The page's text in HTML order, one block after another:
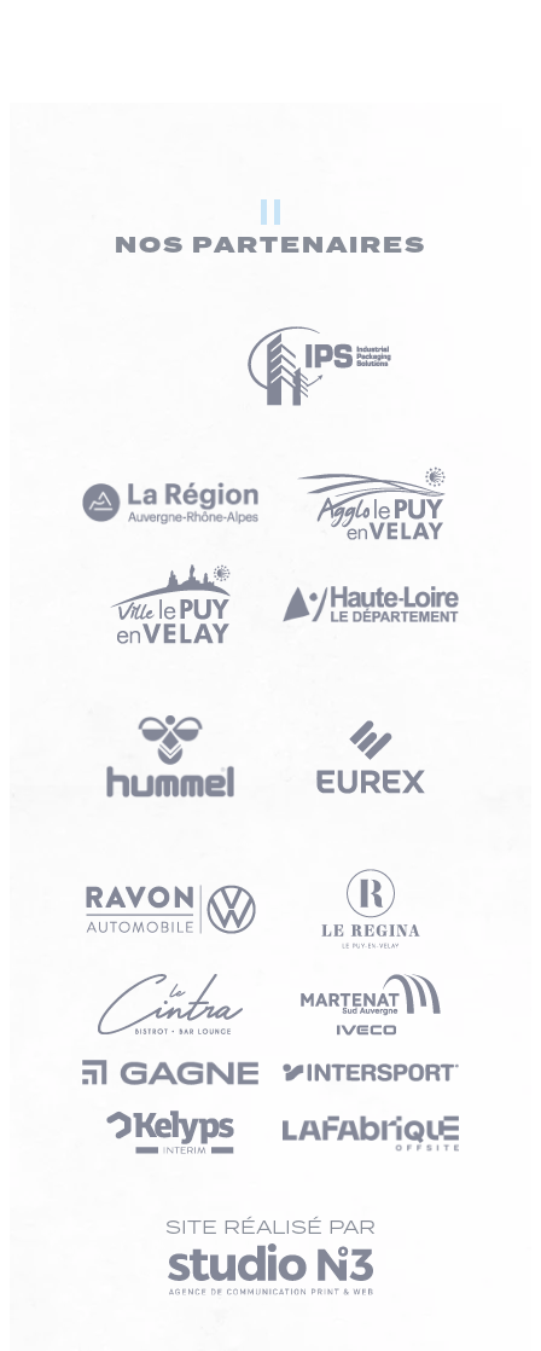
NOS PARTENAIRES
SITE RÉALISÉ PAR